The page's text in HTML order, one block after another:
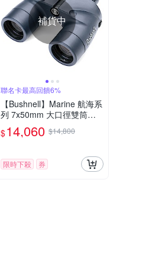
補貨中
聯名卡最高回饋6%
【Bushnell】Marine 航海系
列 7x50mm 大口徑雙筒望
遠鏡 一般型 137501 (公司
貨)
$14,060 $14,800
限時下殺 券